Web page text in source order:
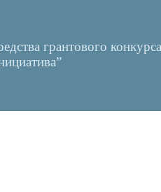
грантового конкурса